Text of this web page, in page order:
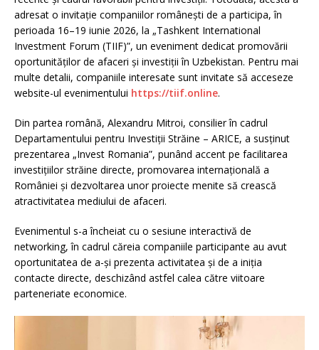
adresat o invitație companiilor românești de a participa, în
perioada 16–19 iunie 2026, la „Tashkent International
Investment Forum (TIIF)”, un eveniment dedicat promovării
oportunităților de afaceri și investiții în Uzbekistan. Pentru mai
multe detalii, companiile interesate sunt invitate să acceseze
website-ul evenimentului https://tiif.online.
Din partea română, Alexandru Mitroi, consilier în cadrul
Departamentului pentru Investiții Străine – ARICE, a susținut
prezentarea „Invest Romania”, punând accent pe facilitarea
investițiilor străine directe, promovarea internațională a
României și dezvoltarea unor proiecte menite să crească
atractivitatea mediului de afaceri.
Evenimentul s-a încheiat cu o sesiune interactivă de
networking, în cadrul căreia companiile participante au avut
oportunitatea de a-și prezenta activitatea și de a iniția
contacte directe, deschizând astfel calea către viitoare
parteneriate economice.